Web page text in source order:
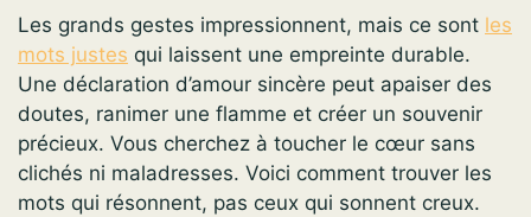
Les grands gestes impressionnent, mais ce sont les
mots justes qui laissent une empreinte durable.
Une déclaration d’amour sincère peut apaiser des
doutes, ranimer une flamme et créer un souvenir
précieux. Vous cherchez à toucher le cœur sans
clichés ni maladresses. Voici comment trouver les
mots qui résonnent, pas ceux qui sonnent creux.